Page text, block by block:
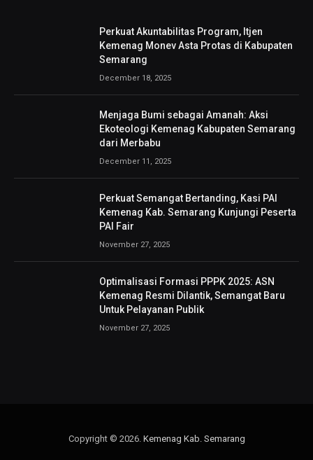
Perkuat Akuntabilitas Program, Itjen
Kemenag Monev Asta Protas di Kabupaten
Semarang
December 18, 2025
Menjaga Bumi sebagai Amanah: Aksi
Ekoteologi Kemenag Kabupaten Semarang
dari Merbabu
December 11, 2025
Perkuat Semangat Bertanding, Kasi PAI
Kemenag Kab. Semarang Kunjungi Peserta
PAI Fair
November 27, 2025
Optimalisasi Formasi PPPK 2025: ASN
Kemenag Resmi Dilantik, Semangat Baru
Untuk Pelayanan Publik
November 27, 2025
Copyright © 2026. Kemenag Kab. Semarang